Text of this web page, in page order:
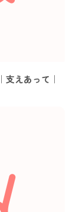
えあって｜